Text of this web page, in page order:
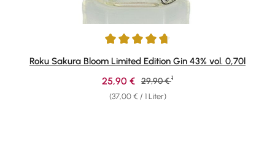
Durchschnittliche Bewertung von 4.73 von 5 Sternen
Roku Sakura Bloom Limited Edition Gin 43% vol. 0,70l
(37,00 € / 1 Liter)
Verkaufspreis:
25,90 € Regulärer Preis:
29,90 € 1